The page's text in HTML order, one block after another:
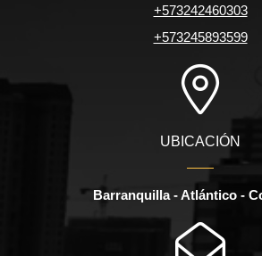
+573242460303
+573245893599
UBICACIÓN
Barranquilla - Atlántico -